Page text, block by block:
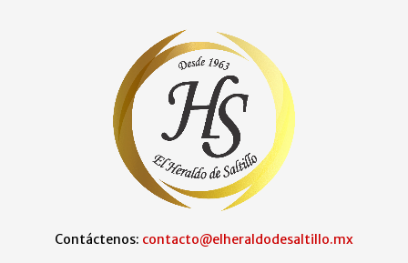
Contáctenos: contacto@elheraldodesaltillo.mx